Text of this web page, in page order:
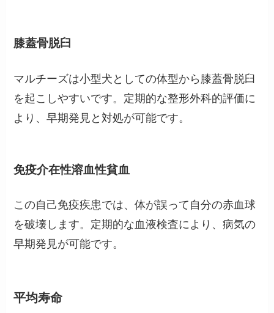
膝蓋骨脱臼
マルチーズは小型犬としての体型から膝蓋骨脱臼
を起こしやすいです。定期的な整形外科的評価に
より、早期発見と対処が可能です。
免疫介在性溶血性貧血
この自己免疫疾患では、体が誤って自分の赤血球
を破壊します。定期的な血液検査により、病気の
早期発見が可能です。
平均寿命